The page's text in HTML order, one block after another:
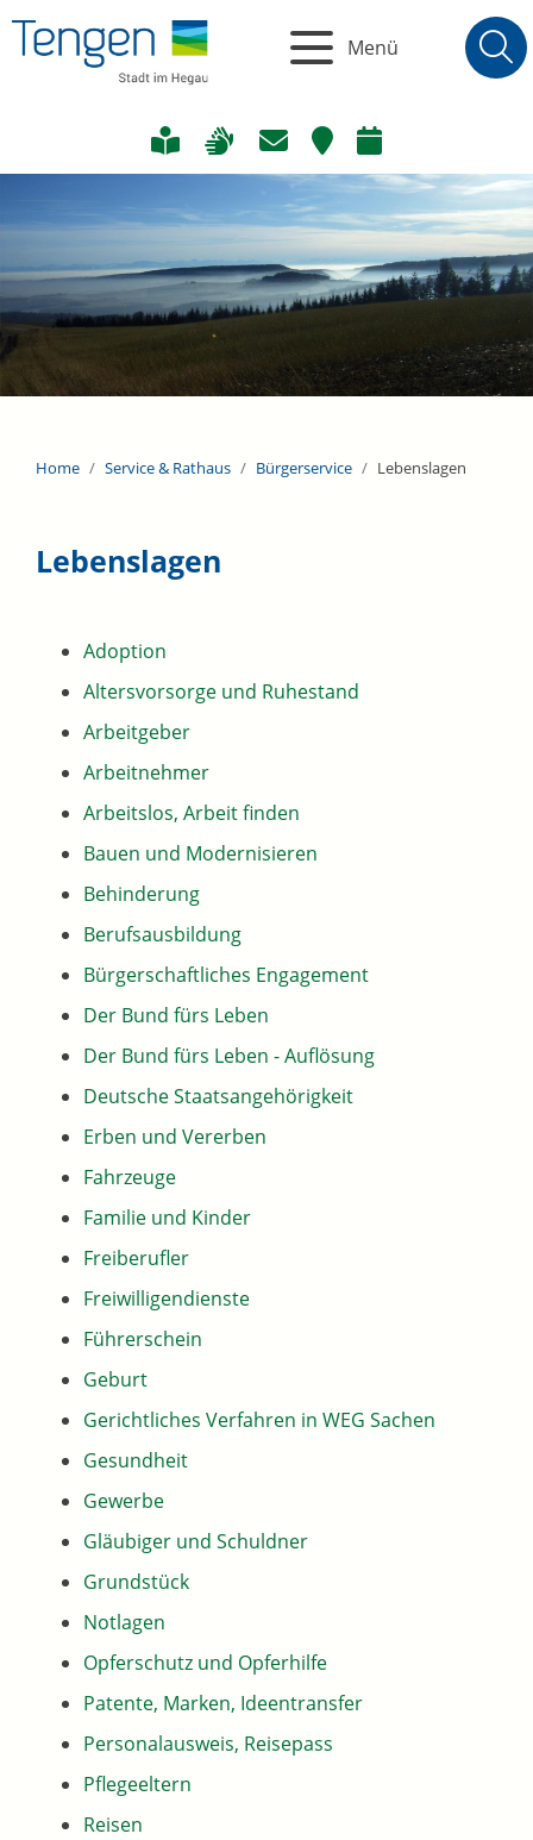
Menü
Home Service & Rathaus Bürgerservice Lebenslagen
Lebenslagen
Adoption
Altersvorsorge und Ruhestand
Arbeitgeber
Arbeitnehmer
Arbeitslos, Arbeit finden
Bauen und Modernisieren
Behinderung
Berufsausbildung
Bürgerschaftliches Engagement
Der Bund fürs Leben
Der Bund fürs Leben - Auflösung
Deutsche Staatsangehörigkeit
Erben und Vererben
Fahrzeuge
Familie und Kinder
Freiberufler
Freiwilligendienste
Führerschein
Geburt
Gerichtliches Verfahren in WEG Sachen
Gesundheit
Gewerbe
Gläubiger und Schuldner
Grundstück
Notlagen
Opferschutz und Opferhilfe
Patente, Marken, Ideentransfer
Personalausweis, Reisepass
Pflegeeltern
Reisen